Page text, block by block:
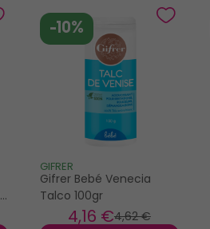
-10%
GIFRER
Gifrer Bebé Venecia
Talco 100gr
4,62 €
4,16 €